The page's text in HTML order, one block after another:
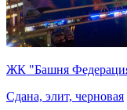
ЖК "Башня
Сдана, элит, черновая